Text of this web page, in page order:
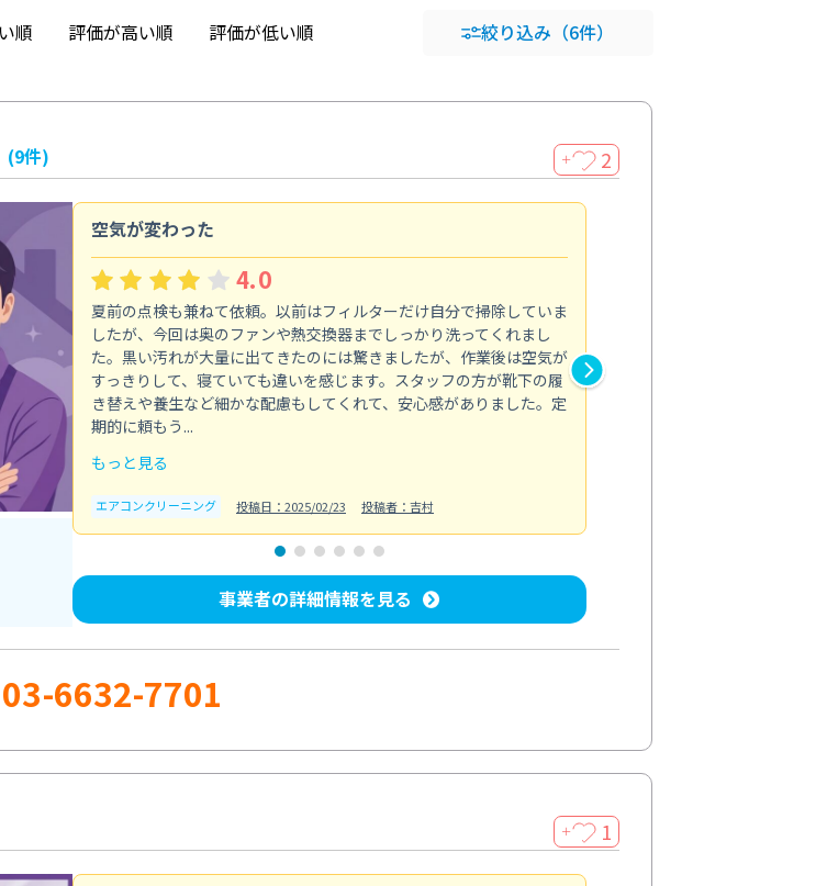
順 評価が高い順 評価が低い順 絞り込み （6件）
(9件) ＋ 2
空気が変わった
4.0
夏前の点検も兼ねて依頼。以前はフィルターだけ自分で掃除していま
したが、今回は奥のファンや熱交換器までしっかり洗ってくれまし
た。黒い汚れが大量に出てきたのには驚きましたが、作業後は空気が
すっきりして、寝ていても違いを感じます。スタッフの方が靴下の履
き替えや養生など細かな配慮もしてくれて、安心感がありました。定
期的に頼もう...
もっと見る
エアコンクリーニング 投稿日：2025/02/23 投稿者：吉村
事業者の詳細情報を見る
03-6632-7701
＋ 1